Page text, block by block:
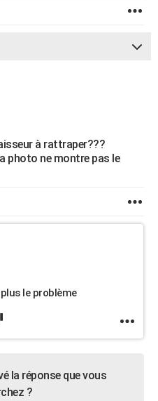
à rattraper???
photo ne montre pas le
le problème
la réponse que vous
?